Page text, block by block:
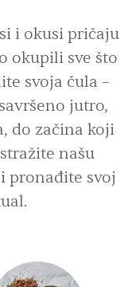
i okusi pričaju
okupili sve što
svoja čula –
jutro,
do začina koji
našu
pronađite svoj